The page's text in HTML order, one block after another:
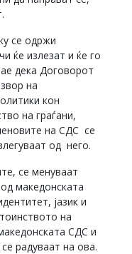
се одржи
ќе излезат и ќе го
дека Договорот
на
кон
на граѓани,
на СДС се
од него.
се менуваат
македонската
јазик и
на
СДС и
радуваат на ова.